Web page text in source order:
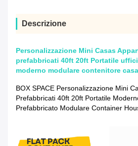
Descrizione
Personalizzazione Mini Casas
prefabbricati 40ft 20ft Portatile
moderno modulare contenitore casa
BOX SPACE Personalizzazione Mini
Prefabbricati 40ft 20ft Portatile
Prefabbricato Modulare Container